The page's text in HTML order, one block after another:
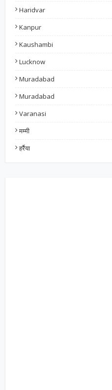
Haridvar
Kanpur
Kaushambi
Lucknow
Muradabad
Muradabad
Varanasi
मम्मी
हर्रैया